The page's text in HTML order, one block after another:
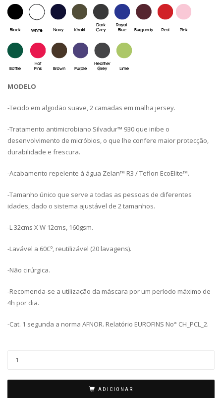
MODELO
-Tecido em algodão suave, 2 camadas em malha jersey.
-Tratamento antimicrobiano Silvadur™ 930 que inibe o
desenvolvimento de micróbios, o que lhe confere maior protecção,
durabilidade e frescura.
-Acabamento repelente à água Zelan™ R3 / Teflon EcoElite™.
-Tamanho único que serve a todas as pessoas de diferentes
idades, dado o sistema ajustável de 2 tamanhos.
-L 32cms X W 12cms, 160gsm.
-Lavável a 60Cº, reutilizável (20 lavagens).
-Não cirúrgica.
-Recomenda-se a utilização da máscara por um período máximo de
4h por dia.
-Cat. 1 segunda a norma AFNOR. Relatório EUROFINS No° CH_PCL_2.
ADICIONAR